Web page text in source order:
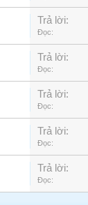
Trả lời:
Đọc:
Trả lời:
Đọc:
Trả lời:
Đọc:
Trả lời:
Đọc:
Trả lời:
Đọc: